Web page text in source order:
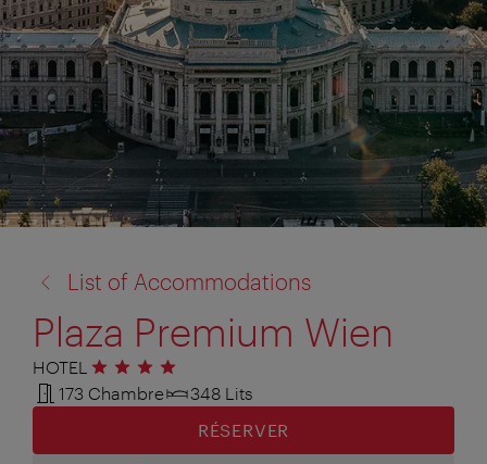
à:
List of Accommodations
Plaza Premium Wien
HOTEL 4 étoiles
173 Chambre
348 Lits
RÉSERVER